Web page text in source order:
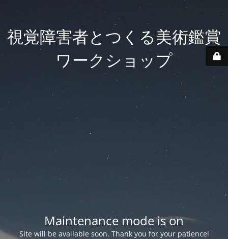
視覚障害者とつくる美術鑑賞
ワークショップ
Maintenance mode is on
Site will be available soon. Thank you for your patience!